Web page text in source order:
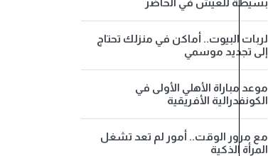
بسيطة للعيش في الحاضر
لربات البيوت.. أماكن في منزلك تحتاج
إلى تجديد موسمي
موعد مباراة الأهلي الأولى في
الكونفدرالية الأفريقية
مع مرور الوقت.. أمور لم تعد تشغل
المرأة الذكية